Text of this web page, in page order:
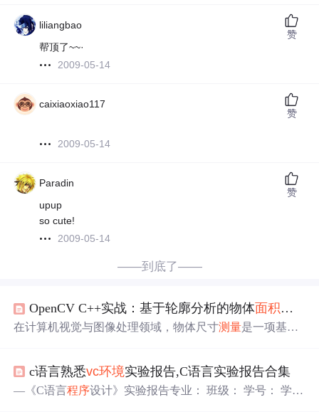
liliangbao
帮顶了~~·
2009-05-14
赞
caixiaoxiao117
2009-05-14
赞
Paradin
upup
so cute!
2009-05-14
赞
——到底了——
OpenCV C++实战：基于轮廓分析的物体面积测量
在计算机视觉与图像处理领域，物体尺寸测量是一项基础
这项技术的价值在于为自动化质检、生物医学分析、农业
估产等场景提供了非接触、高效率的 测量手段。传统方法
c语言熟悉vc环境实验报告,C语言实验报告合集
—《C语言程序设计》实验报告专业： 班级： 学号： 学生